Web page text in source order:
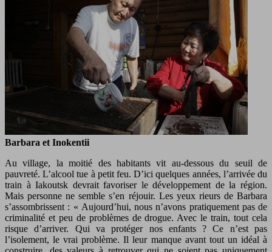
Barbara et Inokentii
Au village, la moitié des habitants vit au-dessous du seuil de
pauvreté. L’alcool tue à petit feu. D’ici quelques années, l’arrivée du
train à Iakoutsk devrait favoriser le développement de la région.
Mais personne ne semble s’en réjouir. Les yeux rieurs de Barbara
s’assombrissent : « Aujourd’hui, nous n’avons pratiquement pas de
criminalité et peu de problèmes de drogue. Avec le train, tout cela
risque d’arriver. Qui va protéger nos enfants ? Ce n’est pas
l’isolement, le vrai problème. Il leur manque avant tout un idéal à